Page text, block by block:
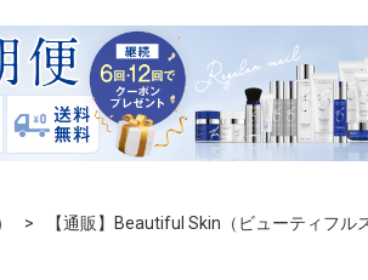
【通販】Beautiful Skin（ビューティフ